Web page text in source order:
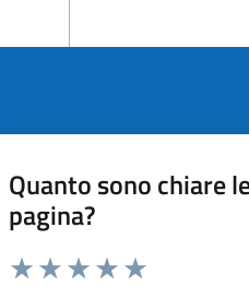
Quanto sono chiare
pagina?
Valuta da 1 a 5 stelle la pagina